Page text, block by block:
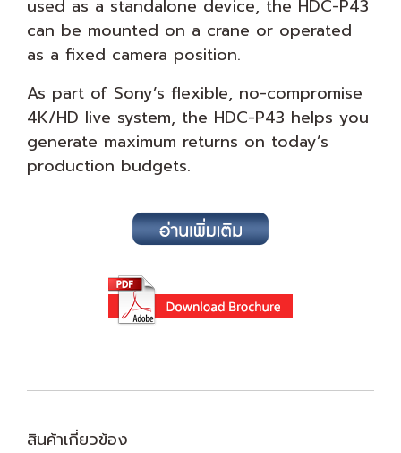
used as a standalone device, the HDC-P43
can be mounted on a crane or operated
as a fixed camera position.
As part of Sony’s flexible, no-compromise
4K/HD live system, the HDC-P43 helps you
generate maximum returns on today’s
production budgets.
สินค้าเกี่ยวข้อง